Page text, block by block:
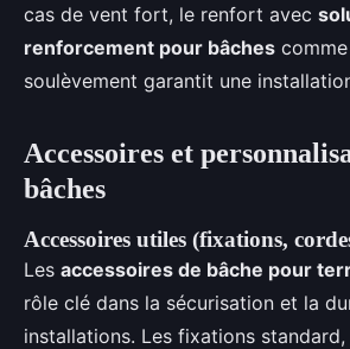
cas de vent fort, le renfort avec
renforcement pour bâches
soulèvement garantit une
Accessoires et
bâches
Accessoires utiles (fixations,
Les accessoires de bâche pour
rôle clé dans la sécurisation et la
installations. Les fixations